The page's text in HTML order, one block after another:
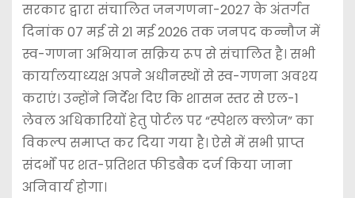
सरकार द्वारा संचालित जनगणना-2027 के अंतर्गत
दिनांक 07 मई से 21 मई 2026 तक जनपद कन्नौज में
स्व-गणना अभियान सक्रिय रूप से संचालित है। सभी
कार्यालयाध्यक्ष अपने अधीनस्थों से स्व-गणना अवश्य
कराएं। उन्होंने निर्देश दिए कि शासन स्तर से एल-1
लेवल अधिकारियों हेतु पोर्टल पर “स्पेशल क्लोज” का
विकल्प समाप्त कर दिया गया है। ऐसे में सभी प्राप्त
संदर्भों पर शत-प्रतिशत फीडबैक दर्ज किया जाना
अनिवार्य होगा।